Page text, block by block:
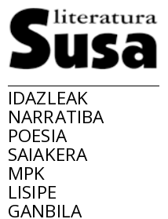
IDAZLEAK
NARRATIBA
POESIA
SAIAKERA
MPK
LISIPE
GANBILA